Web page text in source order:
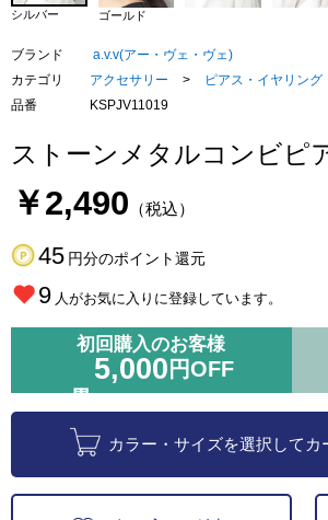
シルバー ゴールド
ブランド
a.v.v(アー・ヴェ・ヴェ)
カテゴリ
アクセサリー >
ピアス・イヤリング
品番
KSPJV11019
ストーンメタルコンビピ
￥2,490 （税込）
45 円分のポイント還元
9 人がお気に入りに登録しています。
初回購入のお客様
5,000 円OFF
カラー・サイズを選択してカ